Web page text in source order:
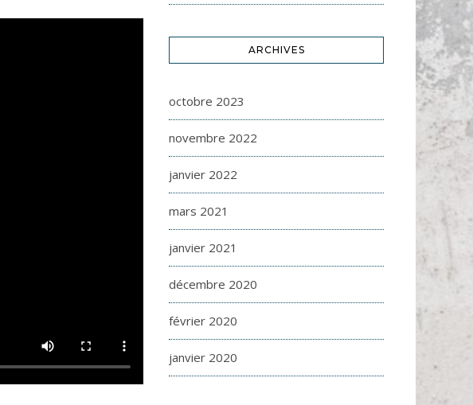
ARCHIVES
octobre 2023
novembre 2022
janvier 2022
mars 2021
janvier 2021
décembre 2020
février 2020
janvier 2020